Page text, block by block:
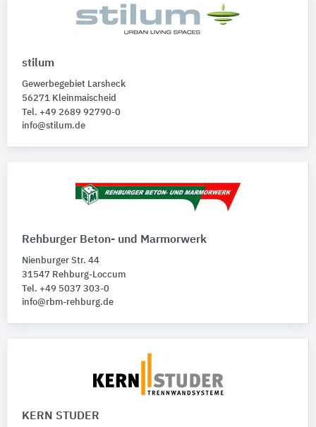
stilum
Gewerbegebiet Larsheck
56271 Kleinmaischeid
Tel. +49 2689 92790-0
info@stilum.de
Rehburger Beton- und Marmorwerk
Nienburger Str. 44
31547 Rehburg-Loccum
Tel. +49 5037 303-0
info@rbm-rehburg.de
KERN STUDER